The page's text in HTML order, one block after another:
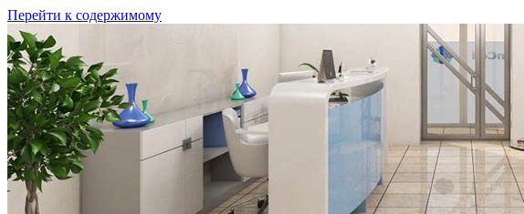
Перейти к содержимому